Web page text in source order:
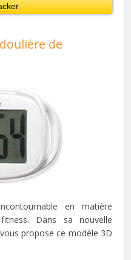
de
en matière
fitness. Dans sa nouvelle
propose ce modèle 3D